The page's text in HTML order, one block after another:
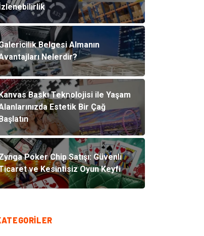
Belgesi Almanın
Nelerdir?
Baskı Teknolojisi ile Yaşam
Estetik Bir Çağ
Poker Chip Satışı: Güvenli
ve Kesintisiz Oyun Keyfi